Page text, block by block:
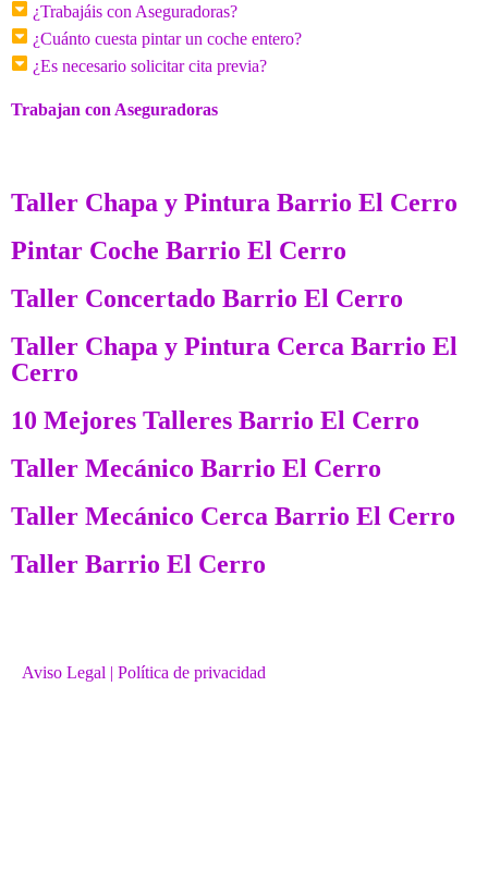
¿Trabajáis con Aseguradoras?
¿Cuánto cuesta pintar un coche entero?
¿Es necesario solicitar cita previa?
Trabajan con Aseguradoras
Taller Chapa y Pintura Barrio El Cerro
Pintar Coche Barrio El Cerro
Taller Concertado Barrio El Cerro
Taller Chapa y Pintura Cerca Barrio El
Cerro
10 Mejores Talleres Barrio El Cerro
Taller Mecánico Barrio El Cerro
Taller Mecánico Cerca Barrio El Cerro
Taller Barrio El Cerro
Aviso Legal | Política de privacidad